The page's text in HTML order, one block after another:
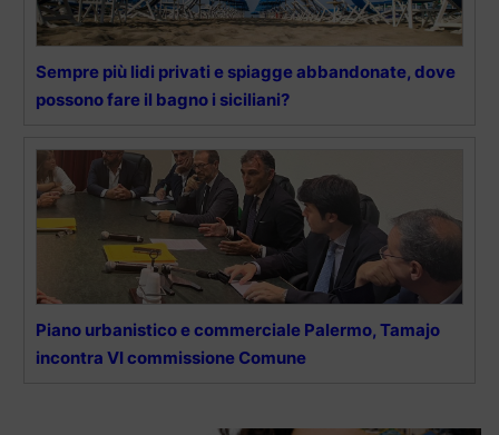
Sempre più lidi privati e spiagge abbandonate, dove
possono fare il bagno i siciliani?
Piano urbanistico e commerciale Palermo, Tamajo
incontra VI commissione Comune